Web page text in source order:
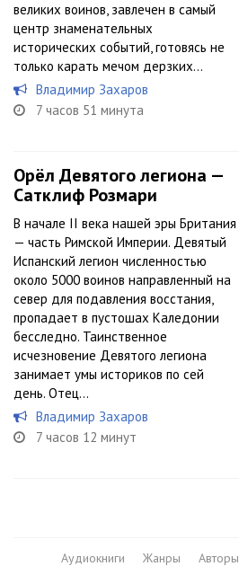
великих воинов, завлечен в самый
центр знаменательных
исторических событий, готовясь не
только карать мечом дерзких...
Владимир Захаров
7 часов 51 минута
Орёл Девятого легиона —
Сатклиф Розмари
В начале II века нашей эры Британия
— часть Римской Империи. Девятый
Испанский легион численностью
около 5000 воинов направленный на
север для подавления восстания,
пропадает в пустошах Каледонии
бесследно. Таинственное
исчезновение Девятого легиона
занимает умы историков по сей
день. Отец...
Владимир Захаров
7 часов 12 минут
Аудиокниги Жанры Авторы